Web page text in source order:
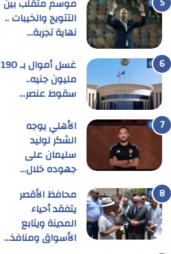
موسم متقلب بين
التتويج والخيبات ..
نهاية تجربة…
غسل أموال بـ 190
مليون جنيه..
سقوط عنصر…
الأهلي يوجه
الشكر لوليد
سليمان على
جهوده خلال…
محافظ الأقصر
يتفقد أحياء
المدينة ويتابع
الأسواق ومنافذ…